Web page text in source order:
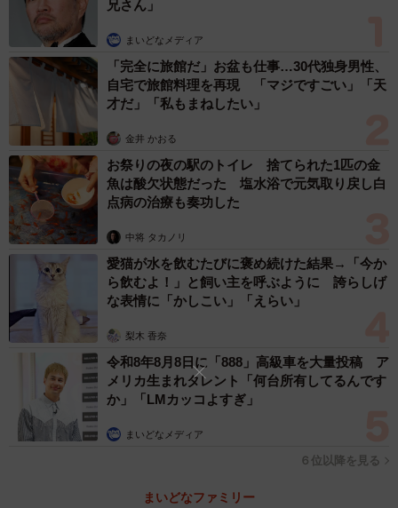
り、一週間経つとみんな目が開いた。ところが、二週間
目、3匹目の子猫がミルクを飲まなくなり、動物病院に連れ
て行くと獣医師は「もううだめかもしれない」と言った。
亡くなった子の分も元気に育てたい
時には激しくじゃれ合う。ひなたちゃん（左）、ひまりちゃん（右）
兄さん」
まいどなメディア
「完全に旅館だ」お盆も仕事…30代独身男性、
自宅で旅館料理を再現 「マジですごい」「天
才だ」「私もまねしたい」
金井 かおる
お祭りの夜の駅のトイレ 捨てられた1匹の金
魚は酸欠状態だった 塩水浴で元気取り戻し白
点病の治療も奏功した
中将 タカノリ
愛猫が水を飲むたびに褒め続けた結果→「今か
ら飲むよ！」と飼い主を呼ぶように 誇らしげ
な表情に「かしこい」「えらい」
梨木 香奈
令和8年8月8日に「888」高級車を大量投稿 ア
メリカ生まれタレント「何台所有してるんです
か」「LMカッコよすぎ」
まいどなメディア
６位以降を見る
まいどなファミリー